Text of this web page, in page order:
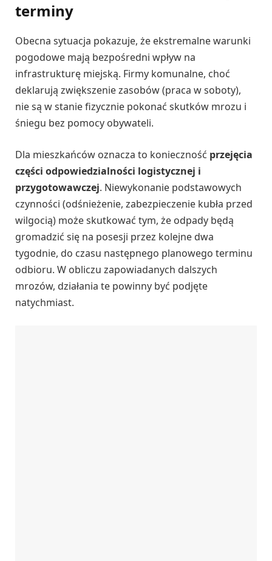
terminy
Obecna sytuacja pokazuje, że ekstremalne warunki
pogodowe mają bezpośredni wpływ na
infrastrukturę miejską. Firmy komunalne, choć
deklarują zwiększenie zasobów (praca w soboty),
nie są w stanie fizycznie pokonać skutków mrozu i
śniegu bez pomocy obywateli.
Dla mieszkańców oznacza to konieczność przejęcia
części odpowiedzialności logistycznej i
przygotowawczej. Niewykonanie podstawowych
czynności (odśnieżenie, zabezpieczenie kubła przed
wilgocią) może skutkować tym, że odpady będą
gromadzić się na posesji przez kolejne dwa
tygodnie, do czasu następnego planowego terminu
odbioru. W obliczu zapowiadanych dalszych
mrozów, działania te powinny być podjęte
natychmiast.